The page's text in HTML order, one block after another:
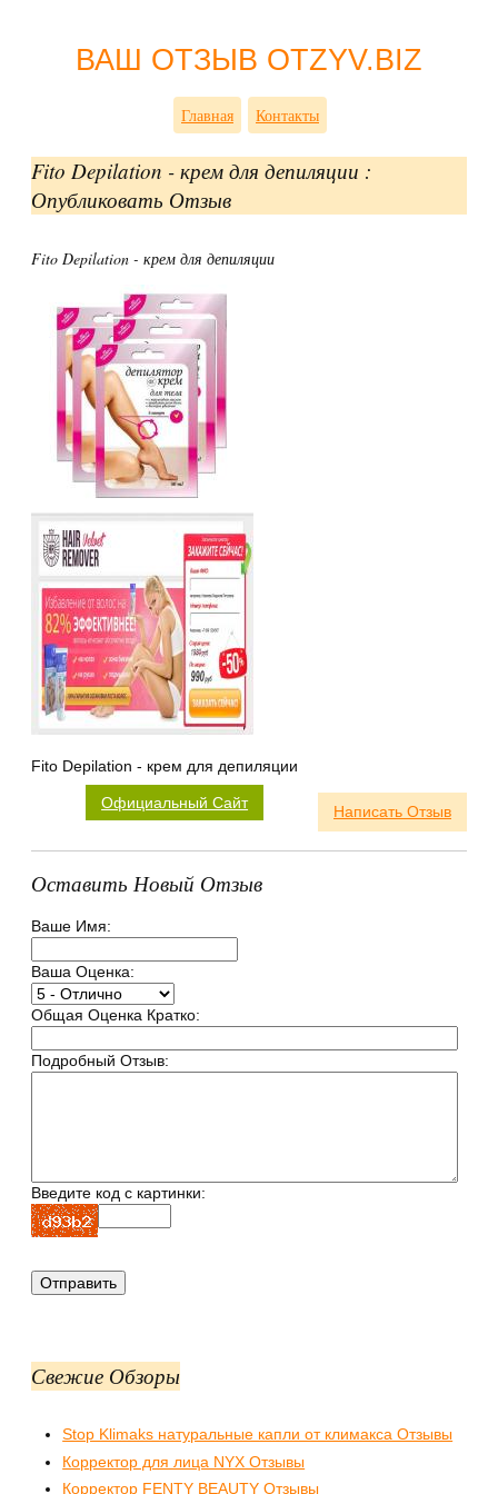
ВАШ ОТЗЫВ OTZYV.BIZ
Главная Контакты
Fito Depilation - крем для депиляции :
Опубликовать Отзыв
Fito Depilation - крем для депиляции
Fito Depilation - крем для депиляции
Написать Отзыв
Официальный Сайт
Оставить Новый Отзыв
Ваше Имя:
Ваша Оценка:
Общая Оценка Кратко:
Подробный Отзыв:
Введите код с картинки:
Свежие Обзоры
Stop Klimaks натуральные капли от климакса Отзывы
Корректор для лица NYX Отзывы
Корректор FENTY BEAUTY Отзывы